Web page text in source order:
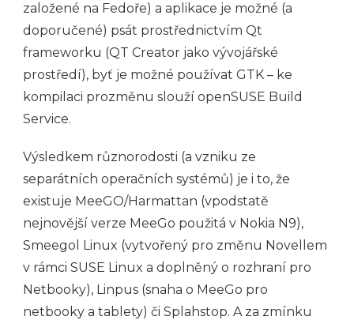
založené na Fedoře) a aplikace je možné (a
doporučené) psát prostřednictvím Qt
frameworku (QT Creator jako vývojářské
prostředí), byť je možné používat GTK – ke
kompilaci prozměnu slouží openSUSE Build
Service.
Výsledkem různorodosti (a vzniku ze
separátních operačních systémů) je i to, že
existuje MeeGO/Harmattan (vpodstatě
nejnovější verze MeeGo použitá v Nokia N9),
Smeegol Linux (vytvořený pro změnu Novellem
v rámci SUSE Linux a doplněný o rozhraní pro
Netbooky), Linpus (snaha o MeeGo pro
netbooky a tablety) či Splahstop. A za zmínku